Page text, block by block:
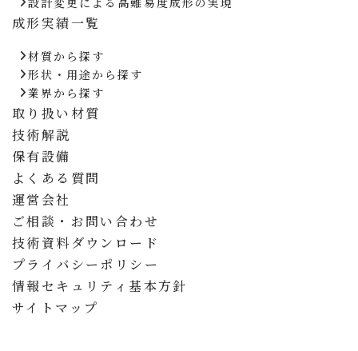
成形実績一覧
材質から探す
形状・用途から探す
業界から探す
取り扱い材質
技術解説
保有設備
よくある質問
運営会社
ご相談・お問い合わせ
技術資料ダウンロード
プライバシーポリシー
情報セキュリティ基本方針
サイトマップ